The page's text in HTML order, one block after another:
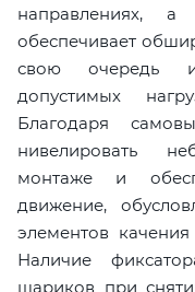
направлениях,
обеспечивает
свою очередь и
допустимых
Благодаря
нивелировать
монтаже и
движение,
элементов
Наличие
шариков при